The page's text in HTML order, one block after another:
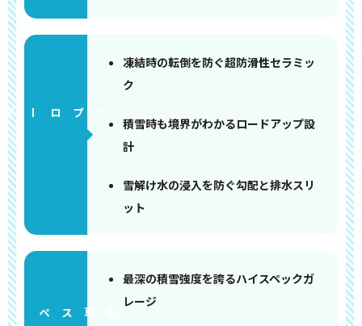
アプローチ
凍結時の転倒を防ぐ超防滑性セラミッ
ク
積雪時も境界がわかるロードアップ設
計
雪解け水の浸入を防ぐ勾配と排水スリ
ット
最深の積雪強度を誇るハイスペックガ
レージ